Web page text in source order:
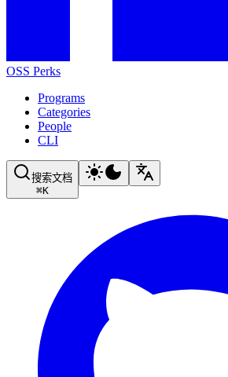
OSS Perks
Programs
Categories
People
CLI
搜索文档
⌘K